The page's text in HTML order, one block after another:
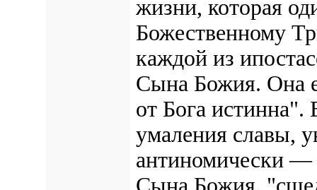
жизни, которая
Божественному
каждой из
Сына Божия. Она
от Бога истинна".
умаления славы,
антиномически —